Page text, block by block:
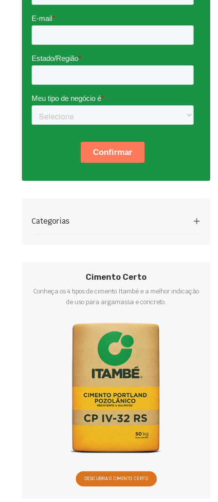
Categorias
Cimento Certo
Conheça os 4 tipos de cimento Itambé e a melhor indicação
de uso para argamassa e concreto.
DESCUBRA O CIMENTO CERTO